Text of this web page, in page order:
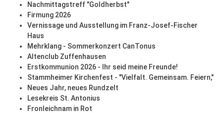
Nachmittagstreff "Goldherbst"
Firmung 2026
Vernissage und Ausstellung im Franz-Josef-Fischer
Haus
Mehrklang - Sommerkonzert CanTonus
Altenclub Zuffenhausen
Erstkommunion 2026 - Ihr seid meine Freunde!
Stammheimer Kirchenfest - "Vielfalt. Gemeinsam. Feiern,"
Neues Jahr, neues Rundzelt
Lesekreis St. Antonius
Fronleichnam in Rot